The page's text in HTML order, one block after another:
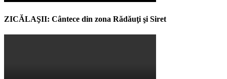
ZICĂLAŞII: Cântece din zona Rădăuţi şi Siret